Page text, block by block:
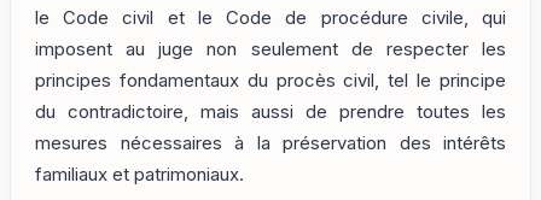
le Code civil et le Code de procédure civile, qui
imposent au juge non seulement de respecter les
principes fondamentaux du procès civil, tel le principe
du contradictoire, mais aussi de prendre toutes les
mesures nécessaires à la préservation des intérêts
familiaux et patrimoniaux.